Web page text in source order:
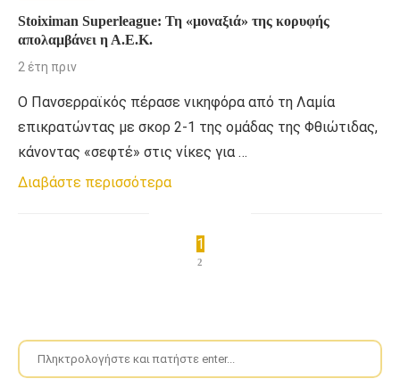
Stoiximan Superleague: Τη «μοναξιά» της κορυφής
απολαμβάνει η Α.Ε.Κ.
2 έτη πριν
Ο Πανσερραϊκός πέρασε νικηφόρα από τη Λαμία
επικρατώντας με σκορ 2-1 της ομάδας της Φθιώτιδας,
κάνοντας «σεφτέ» στις νίκες για …
Διαβάστε περισσότερα
1
2